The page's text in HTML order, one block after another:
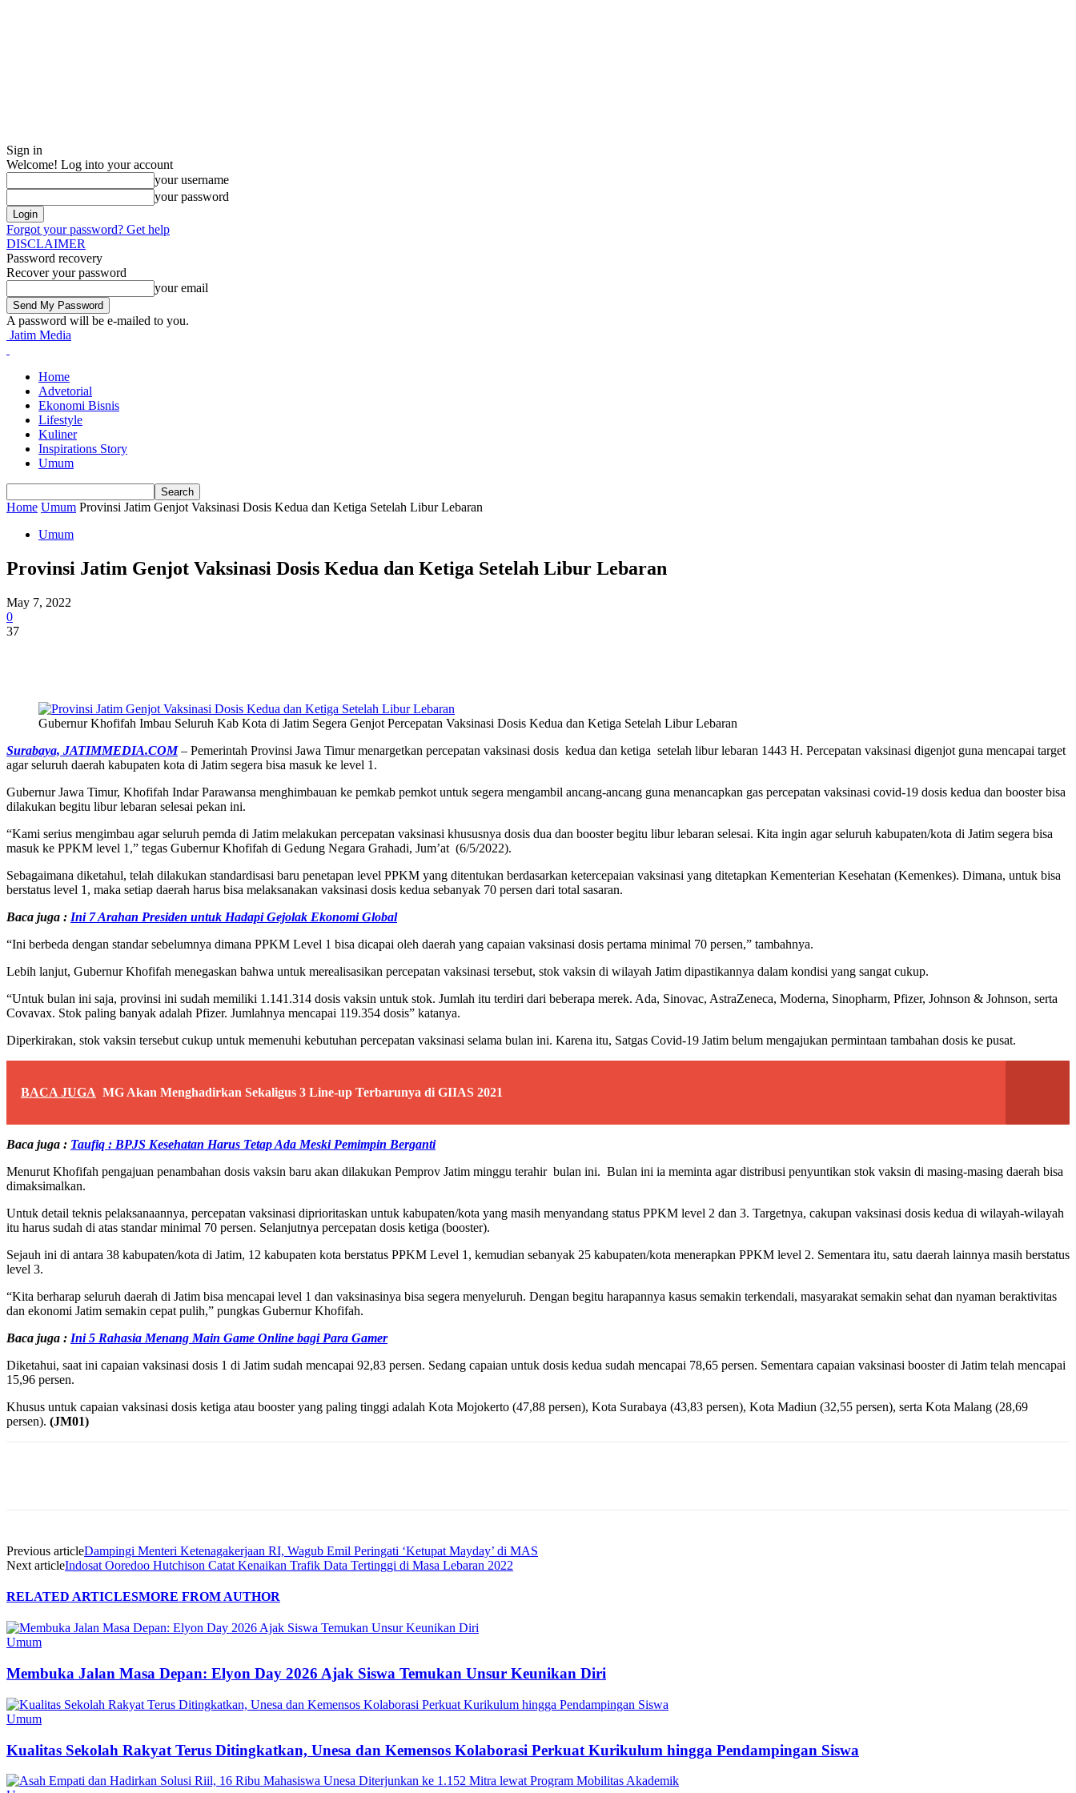
Sign in
Welcome! Log into your account
your username
your password
Forgot your password? Get help
DISCLAIMER
Password recovery
Recover your password
your email
A password will be e-mailed to you.
Jatim Media
Home
Advetorial
Ekonomi Bisnis
Lifestyle
Kuliner
Inspirations Story
Umum
Home Umum Provinsi Jatim Genjot Vaksinasi Dosis Kedua dan Ketiga Setelah Libur Lebaran
Umum
Provinsi Jatim Genjot Vaksinasi Dosis Kedua dan Ketiga Setelah Libur Lebaran
May 7, 2022
0
37
Gubernur Khofifah Imbau Seluruh Kab Kota di Jatim Segera Genjot Percepatan Vaksinasi Dosis Kedua dan Ketiga Setelah Libur Lebaran
Surabaya, JATIMMEDIA.COM– Pemerintah Provinsi Jawa Timur menargetkan percepatan vaksinasi dosis kedua dan ketiga setelah libur lebaran 1443 H. Percepatan vaksinasi digenjot guna mencapai target
agar seluruh daerah kabupaten kota di Jatim segera bisa masuk ke level 1.
Gubernur Jawa Timur, Khofifah Indar Parawansa menghimbauan ke pemkab pemkot untuk segera mengambil ancang-ancang guna menancapkan gas percepatan vaksinasi covid-19 dosis kedua dan booster bisa
dilakukan begitu libur lebaran selesai pekan ini.
“Kami serius mengimbau agar seluruh pemda di Jatim melakukan percepatan vaksinasi khususnya dosis dua dan booster begitu libur lebaran selesai. Kita ingin agar seluruh kabupaten/kota di Jatim segera bisa
masuk ke PPKM level 1,” tegas Gubernur Khofifah di Gedung Negara Grahadi, Jum’at (6/5/2022).
Sebagaimana diketahul, telah dilakukan standardisasi baru penetapan level PPKM yang ditentukan berdasarkan ketercepaian vaksinasi yang ditetapkan Kementerian Kesehatan (Kemenkes). Dimana, untuk bisa
berstatus level 1, maka setiap daerah harus bisa melaksanakan vaksinasi dosis kedua sebanyak 70 persen dari total sasaran.
Baca juga : Ini 7 Arahan Presiden untuk Hadapi Gejolak Ekonomi Global
“Ini berbeda dengan standar sebelumnya dimana PPKM Level 1 bisa dicapai oleh daerah yang capaian vaksinasi dosis pertama minimal 70 persen,” tambahnya.
Lebih lanjut, Gubernur Khofifah menegaskan bahwa untuk merealisasikan percepatan vaksinasi tersebut, stok vaksin di wilayah Jatim dipastikannya dalam kondisi yang sangat cukup.
“Untuk bulan ini saja, provinsi ini sudah memiliki 1.141.314 dosis vaksin untuk stok. Jumlah itu terdiri dari beberapa merek. Ada, Sinovac, AstraZeneca, Moderna, Sinopharm, Pfizer, Johnson & Johnson, serta
Covavax. Stok paling banyak adalah Pfizer. Jumlahnya mencapai 119.354 dosis” katanya.
Diperkirakan, stok vaksin tersebut cukup untuk memenuhi kebutuhan percepatan vaksinasi selama bulan ini. Karena itu, Satgas Covid-19 Jatim belum mengajukan permintaan tambahan dosis ke pusat.
BACA JUGA MG Akan Menghadirkan Sekaligus 3 Line-up Terbarunya di GIIAS 2021
Baca juga : Taufiq : BPJS Kesehatan Harus Tetap Ada Meski Pemimpin Berganti
Menurut Khofifah pengajuan penambahan dosis vaksin baru akan dilakukan Pemprov Jatim minggu terahir bulan ini. Bulan ini ia meminta agar distribusi penyuntikan stok vaksin di masing-masing daerah bisa
dimaksimalkan.
Untuk detail teknis pelaksanaannya, percepatan vaksinasi diprioritaskan untuk kabupaten/kota yang masih menyandang status PPKM level 2 dan 3. Targetnya, cakupan vaksinasi dosis kedua di wilayah-wilayah
itu harus sudah di atas standar minimal 70 persen. Selanjutnya percepatan dosis ketiga (booster).
Sejauh ini di antara 38 kabupaten/kota di Jatim, 12 kabupaten kota berstatus PPKM Level 1, kemudian sebanyak 25 kabupaten/kota menerapkan PPKM level 2. Sementara itu, satu daerah lainnya masih berstatus
level 3.
“Kita berharap seluruh daerah di Jatim bisa mencapai level 1 dan vaksinasinya bisa segera menyeluruh. Dengan begitu harapannya kasus semakin terkendali, masyarakat semakin sehat dan nyaman beraktivitas
dan ekonomi Jatim semakin cepat pulih,” pungkas Gubernur Khofifah.
Baca juga : Ini 5 Rahasia Menang Main Game Online bagi Para Gamer
Diketahui, saat ini capaian vaksinasi dosis 1 di Jatim sudah mencapai 92,83 persen. Sedang capaian untuk dosis kedua sudah mencapai 78,65 persen. Sementara capaian vaksinasi booster di Jatim telah mencapai
15,96 persen.
Khusus untuk capaian vaksinasi dosis ketiga atau booster yang paling tinggi adalah Kota Mojokerto (47,88 persen), Kota Surabaya (43,83 persen), Kota Madiun (32,55 persen), serta Kota Malang (28,69
persen). (JM01)
Previous articleDampingi Menteri Ketenagakerjaan RI, Wagub Emil Peringati ‘Ketupat Mayday’ di MAS
Next articleIndosat Ooredoo Hutchison Catat Kenaikan Trafik Data Tertinggi di Masa Lebaran 2022
RELATED ARTICLESMORE FROM AUTHOR
Umum
Membuka Jalan Masa Depan: Elyon Day 2026 Ajak Siswa Temukan Unsur Keunikan Diri
Umum
Kualitas Sekolah Rakyat Terus Ditingkatkan, Unesa dan Kemensos Kolaborasi Perkuat Kurikulum hingga Pendampingan Siswa